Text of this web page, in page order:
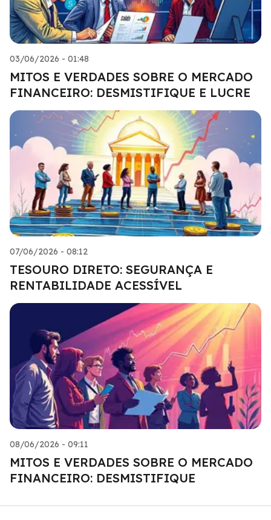
03/06/2026 - 01:48
MITOS E VERDADES SOBRE O MERCADO
FINANCEIRO: DESMISTIFIQUE E LUCRE
07/06/2026 - 08:12
TESOURO DIRETO: SEGURANÇA E
RENTABILIDADE ACESSÍVEL
08/06/2026 - 09:11
MITOS E VERDADES SOBRE O MERCADO
FINANCEIRO: DESMISTIFIQUE